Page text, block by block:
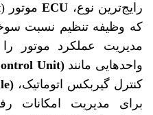
رایج‌ترین نوع، ECUموتور (
که وظیفه تنظیم نسبت
مدیریت عملکرد موتور
واحدهایی مانندUnit)
کنترل گیربکس اتوماتیک،
برای مدیریت